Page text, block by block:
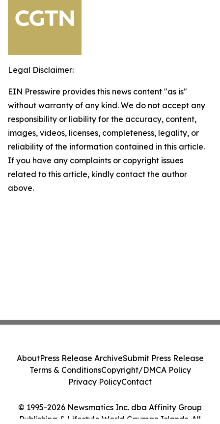
Legal Disclaimer:
EIN Presswire provides this news content "as is"
without warranty of any kind. We do not accept any
responsibility or liability for the accuracy, content,
images, videos, licenses, completeness, legality, or
reliability of the information contained in this article.
If you have any complaints or copyright issues
related to this article, kindly contact the author
above.
© 1995-2026 Newsmatics Inc. dba Affinity Group
Publishing & Lifestyle World Cayman Islands. All
AboutPress Release ArchiveSubmit Press Release
Terms & ConditionsCopyright/DMCA Policy
Privacy PolicyContact